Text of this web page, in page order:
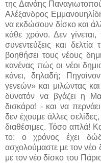
της Δανάης
Αλέξανδρος
να εκδώσουν δίσκο και
κάθε χρόνο. Δεν
συνεντεύξεις και
βοηθήσει τους νέους
κανένας πώς οι νέοι
κάνει, δηλαδή;
γενεών» και μιλώντας
δυνατόν να βγάζει η
δισκάρα! - και να
δεν έχουμε άλλες
διαθέσιμες. Τόσο απλά!
το: ο χρόνος έχει
ασχολούμαστε με τον νέο
με τον νέο δίσκο του